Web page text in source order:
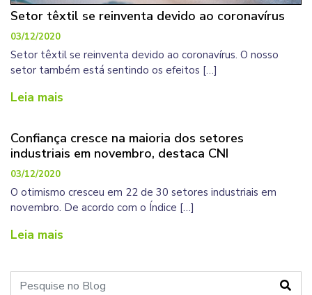
Setor têxtil se reinventa devido ao coronavírus
03/12/2020
Setor têxtil se reinventa devido ao coronavírus. O nosso
setor também está sentindo os efeitos […]
Leia mais
Confiança cresce na maioria dos setores
industriais em novembro, destaca CNI
03/12/2020
O otimismo cresceu em 22 de 30 setores industriais em
novembro. De acordo com o Índice […]
Leia mais
Pesquise no Blog